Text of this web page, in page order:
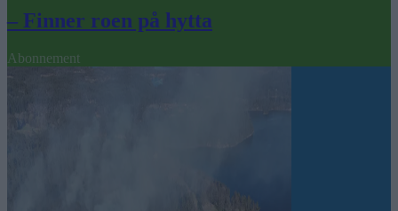
– Finner roen på hytta
Abonnement